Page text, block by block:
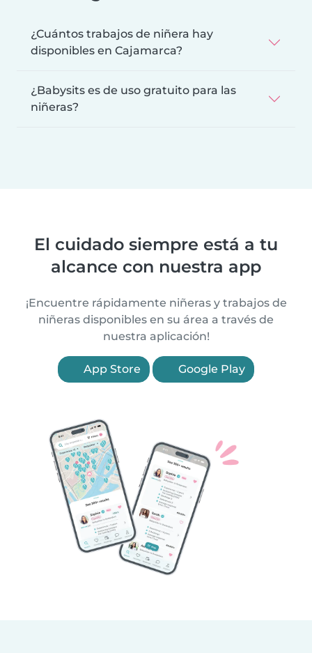
¿Cuántos trabajos de niñera hay
disponibles en Cajamarca?
¿Babysits es de uso gratuito para las
niñeras?
El cuidado siempre está a tu
alcance con nuestra app
¡Encuentre rápidamente niñeras y trabajos de
niñeras disponibles en su área a través de
nuestra aplicación!
App Store Google Play